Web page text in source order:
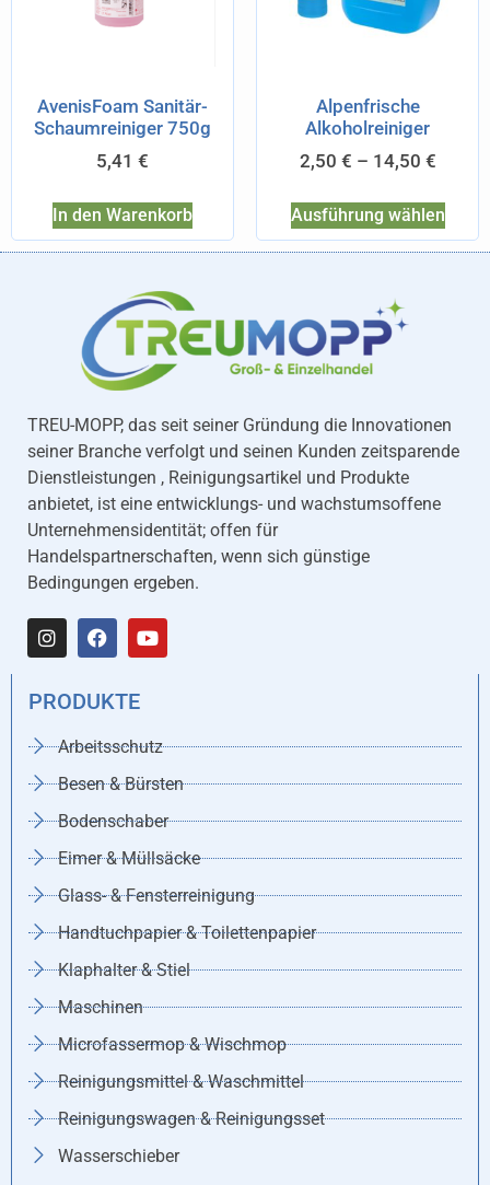
AvenisFoam Sanitär-
Schaumreiniger 750g
5,41 €
In den Warenkorb
Alpenfrische
Alkoholreiniger
2,50 € – 14,50 €
Ausführung wählen
TREU-MOPP, das seit seiner Gründung die Innovationen
seiner Branche verfolgt und seinen Kunden zeitsparende
Dienstleistungen , Reinigungsartikel und Produkte
anbietet, ist eine entwicklungs- und wachstumsoffene
Unternehmensidentität; offen für
Handelspartnerschaften, wenn sich günstige
Bedingungen ergeben.
PRODUKTE
Arbeitsschutz
Besen & Bürsten
Bodenschaber
Eimer & Müllsäcke
Glass- & Fensterreinigung
Handtuchpapier & Toilettenpapier
Klaphalter & Stiel
Maschinen
Microfassermop & Wischmop
Reinigungsmittel & Waschmittel
Reinigungswagen & Reinigungsset
Wasserschieber